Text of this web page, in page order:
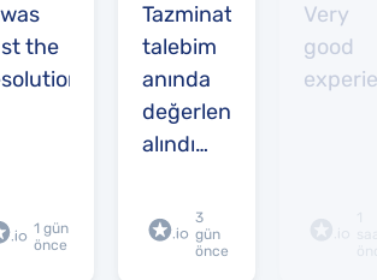
the
1 gün
önce
Tazminat
talebim
anında
değerlendirmeye
alındı
3
gün
önce
Very
good